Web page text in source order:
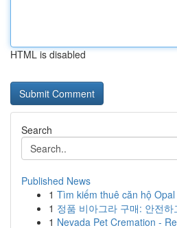
HTML is disabled
Search
Published News
1 Tìm kiếm thuê căn hộ
1 정품 비아그라 구매: 안전
1 Nevada Pet Cremation -